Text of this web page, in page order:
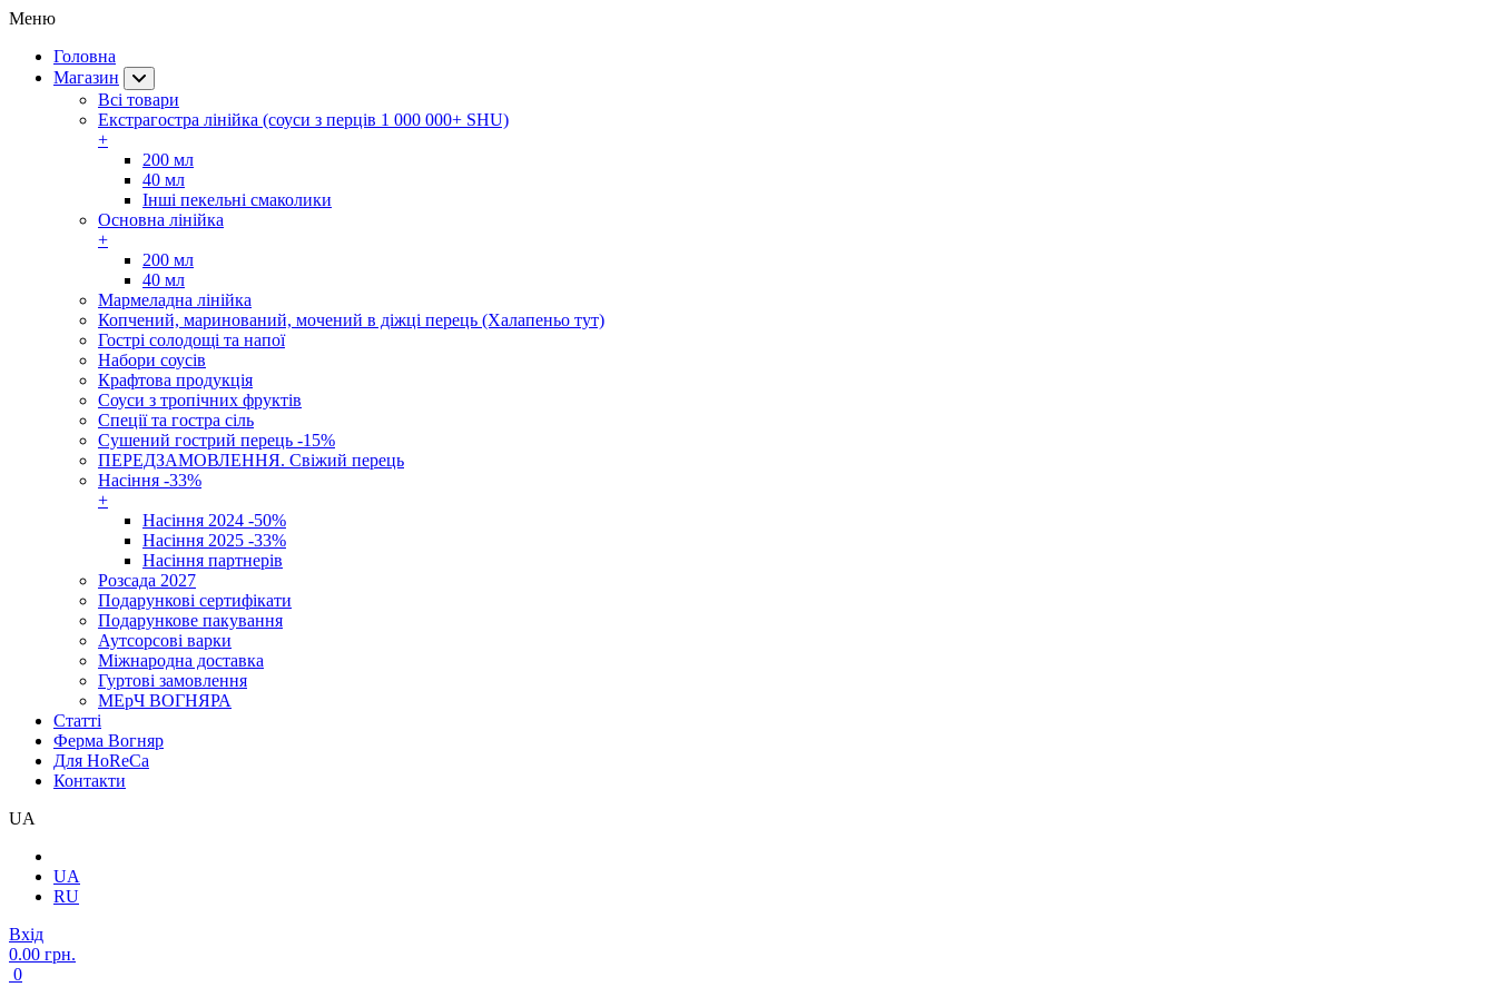
Меню
Головна
Магазин
Всі товари
Екстрагостра лінійка (соуси з перців 1 000 000+ SHU)
+
200 мл
40 мл
Інші пекельні смаколики
Основна лінійка
+
200 мл
40 мл
Мармеладна лінійка
Копчений, маринований, мочений в діжці перець (Халапеньо тут)
Гострі солодощі та напої
Набори соусів
Крафтова продукція
Соуси з тропічних фруктів
Спеції та гостра сіль
Сушений гострий перець -15%
ПЕРЕДЗАМОВЛЕННЯ. Свіжий перець
Насіння -33%
+
Насіння 2024 -50%
Насіння 2025 -33%
Насіння партнерів
Розсада 2027
Подарункові сертифікати
Подарункове пакування
Аутсорсові варки
Міжнародна доставка
Гуртові замовлення
МЕрЧ ВОГНЯРА
Cтатті
Ферма Вогняр
Для HoReCa
Контакти
UA
UA
RU
Вхід
0.00 грн.
0